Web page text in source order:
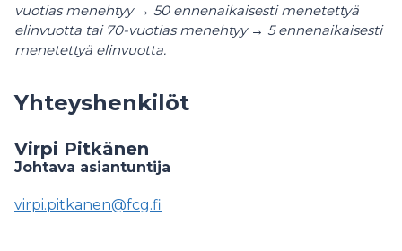
vuotias menehtyy → 50 ennenaikaisesti menetettyä
elinvuotta tai 70-vuotias menehtyy → 5 ennenaikaisesti
menetettyä elinvuotta.
Yhteyshenkilöt
Virpi Pitkänen
Johtava asiantuntija
virpi.pitkanen@fcg.fi